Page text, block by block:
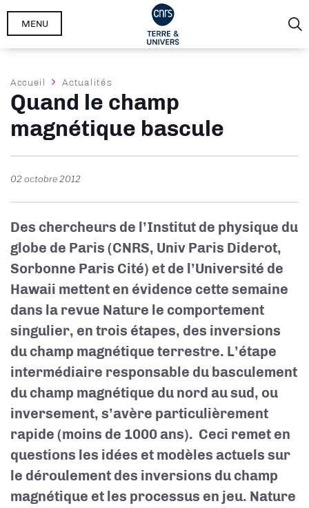
Aller
MENU
Fil
d'Ariane
Accueil Actualités
Quand le champ
magnétique bascule
02 octobre 2012
Des chercheurs de l’Institut de physique du
globe de Paris (CNRS, Univ Paris Diderot,
Sorbonne Paris Cité) et de l’Université de
Hawaii mettent en évidence cette semaine
dans la revue Nature le comportement
singulier, en trois étapes, des inversions
du champ magnétique terrestre. L’étape
intermédiaire responsable du basculement
du champ magnétique du nord au sud, ou
inversement, s’avère particulièrement
rapide (moins de 1000 ans). Ceci remet en
questions les idées et modèles actuels sur
le déroulement des inversions du champ
magnétique et les processus en jeu. Nature